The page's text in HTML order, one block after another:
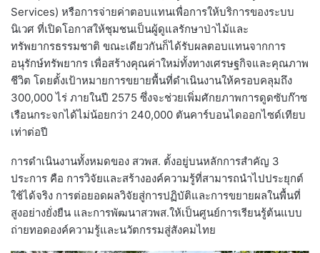
Services) หรือการจ่ายค่าตอบแทนเพื่อการให้บริการของระบบ
นิเวศ ที่เปิดโอกาสให้ชุมชนเป็นผู้ดูแลรักษาป่าไม้และ
ทรัพยากรธรรมชาติ ขณะเดียวกันก็ได้รับผลตอบแทนจากการ
อนุรักษ์ทรัพยากร เพื่อสร้างคุณค่าใหม่ทั้งทางเศรษฐกิจและคุณภาพ
ชีวิต โดยตั้งเป้าหมายการขยายพื้นที่ดำเนินงานให้ครอบคลุมถึง
300,000 ไร่ ภายในปี 2575 ซึ่งจะช่วยเพิ่มศักยภาพการดูดซับก๊าซ
เรือนกระจกได้ไม่น้อยกว่า 240,000 ตันคาร์บอนไดออกไซด์เทียบ
เท่าต่อปี
การดำเนินงานทั้งหมดของ สวพส. ตั้งอยู่บนหลักการสำคัญ 3
ประการ คือ การวิจัยและสร้างองค์ความรู้ที่สามารถนำไปประยุกต์
ใช้ได้จริง การต่อยอดผลวิจัยสู่การปฏิบัติและการขยายผลในพื้นที่
สูงอย่างยั่งยืน และการพัฒนาสวพส.ให้เป็นศูนย์การเรียนรู้ต้นแบบ
ถ่ายทอดองค์ความรู้และนวัตกรรมสู่สังคมไทย